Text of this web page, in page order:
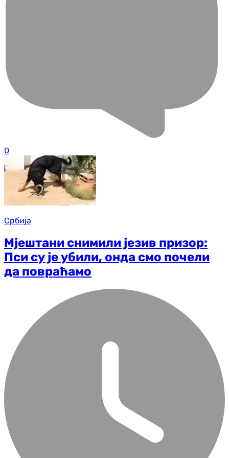
0
Србија
Мјештани снимили језив призор:
Пси су је убили, онда смо почели
да повраћамо